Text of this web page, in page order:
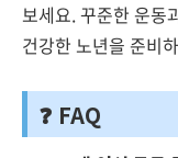
보세요. 꾸준한 운동
건강한 노년을 준비
❓ FAQ